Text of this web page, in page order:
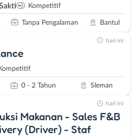
Kompetitif
Tanpa Pengalaman Bantul
0 - 2 Tahun Sleman
hari ini
Makanan - Sales F&B
(Driver) - Staf
hari ini